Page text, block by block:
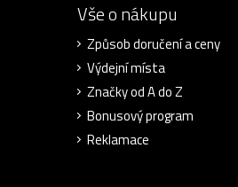
Vše o nákupu
Způsob doručení a ceny
Výdejní místa
Značky od A do Z
Bonusový program
Reklamace